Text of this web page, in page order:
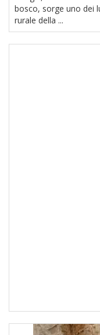
bosco, sorge uno dei
rurale della ...